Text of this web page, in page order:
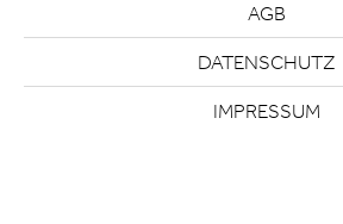
AGB
DATENSCHUTZ
IMPRESSUM